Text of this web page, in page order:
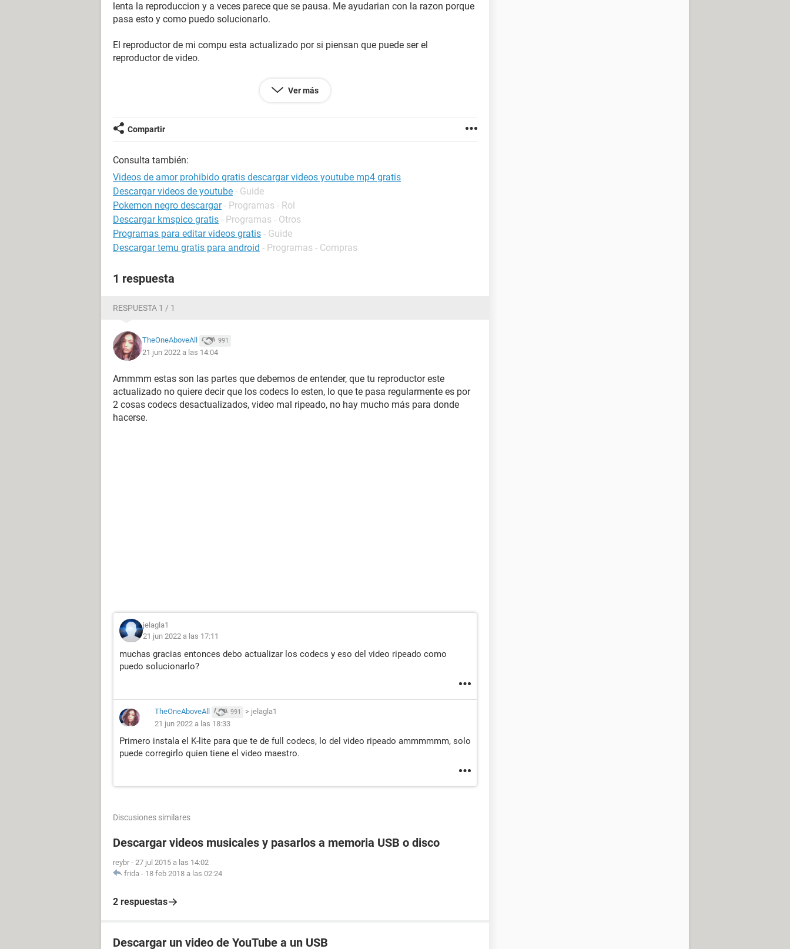
lenta la reproduccion y a veces parece que se pausa. Me ayudarian con la razon porque
pasa esto y como puedo solucionarlo.
El reproductor de mi compu esta actualizado por si piensan que puede ser el
reproductor de video.
Ver más
Compartir
Consulta también:
Videos de amor prohibido gratis descargar videos youtube mp4 gratis
Descargar videos de youtube - Guide
Pokemon negro descargar - Programas - Rol
Descargar kmspico gratis - Programas - Otros
Programas para editar videos gratis - Guide
Descargar temu gratis para android - Programas - Compras
1 respuesta
RESPUESTA 1 / 1
TheOneAboveAll 991
21 jun 2022 a las 14:04
Ammmm estas son las partes que debemos de entender, que tu reproductor este
actualizado no quiere decir que los codecs lo esten, lo que te pasa regularmente es por
2 cosas codecs desactualizados, video mal ripeado, no hay mucho más para donde
hacerse.
jelagla1
21 jun 2022 a las 17:11
muchas gracias entonces debo actualizar los codecs y eso del video ripeado como
puedo solucionarlo?
TheOneAboveAll 991 > jelagla1
21 jun 2022 a las 18:33
Primero instala el K-lite para que te de full codecs, lo del video ripeado ammmmmm, solo
puede corregirlo quien tiene el video maestro.
Discusiones similares
Descargar videos musicales y pasarlos a memoria USB o disco
reybr - 27 jul 2015 a las 14:02
frida - 18 feb 2018 a las 02:24
2 respuestas
Descargar un video de YouTube a un USB